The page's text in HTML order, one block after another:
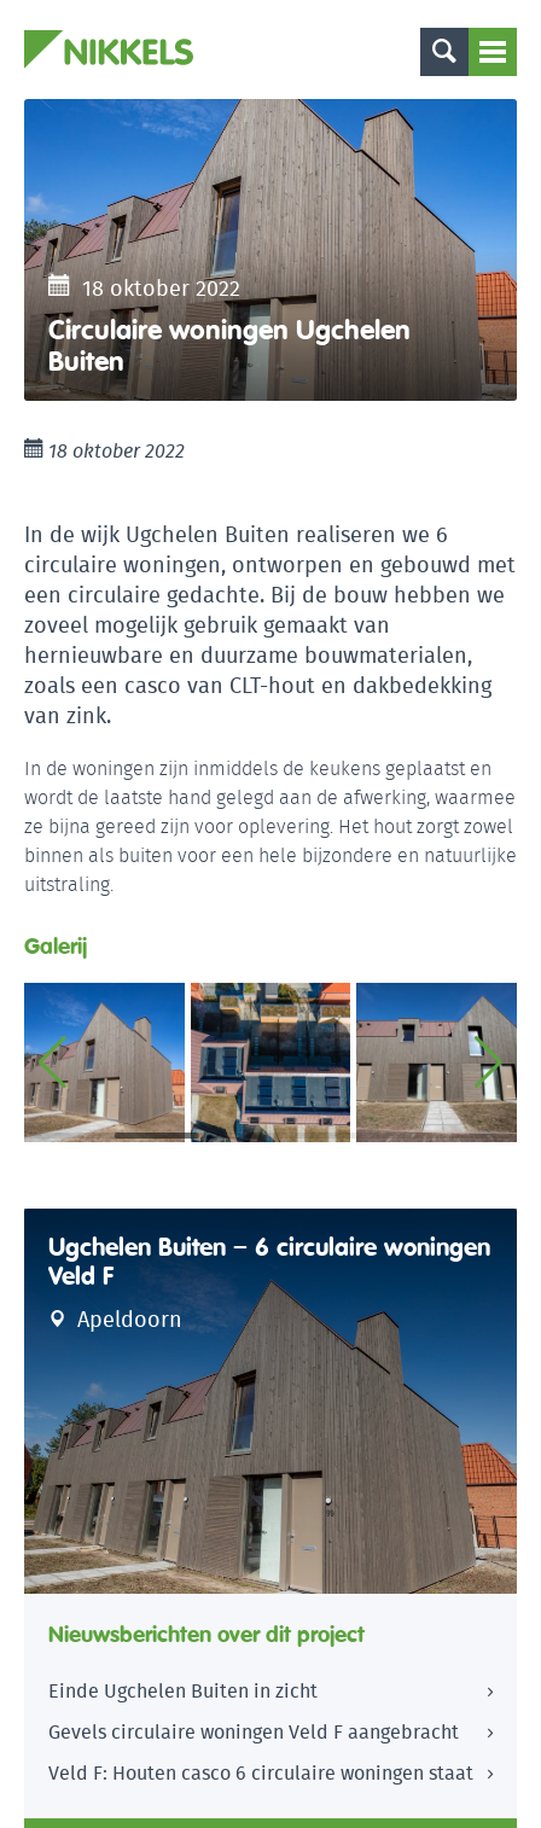
18 oktober 2022
Circulaire woningen Ugchelen
Buiten
18 oktober 2022
In de wijk Ugchelen Buiten realiseren we 6
circulaire woningen, ontworpen en gebouwd met
een circulaire gedachte. Bij de bouw hebben we
zoveel mogelijk gebruik gemaakt van
hernieuwbare en duurzame bouwmaterialen,
zoals een casco van CLT-hout en dakbedekking
van zink.
In de woningen zijn inmiddels de keukens geplaatst en
wordt de laatste hand gelegd aan de afwerking, waarmee
ze bijna gereed zijn voor oplevering. Het hout zorgt zowel
binnen als buiten voor een hele bijzondere en natuurlijke
uitstraling.
Galerij
Ugchelen Buiten – 6 circulaire woningen
Veld F
Apeldoorn
Nieuwsberichten over dit project
Einde Ugchelen Buiten in zicht
Gevels circulaire woningen Veld F aangebracht
Veld F: Houten casco 6 circulaire woningen staat